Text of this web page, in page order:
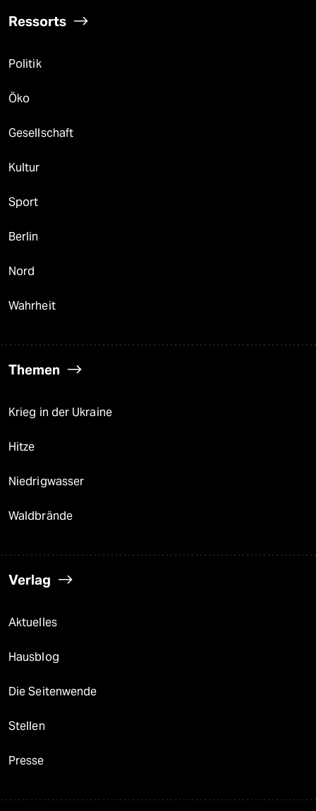
Ressorts
Politik
Öko
Gesellschaft
Kultur
Sport
Berlin
Nord
Wahrheit
Themen
Krieg in der Ukraine
Hitze
Niedrigwasser
Waldbrände
Verlag
Aktuelles
Hausblog
Die Seitenwende
Stellen
Presse